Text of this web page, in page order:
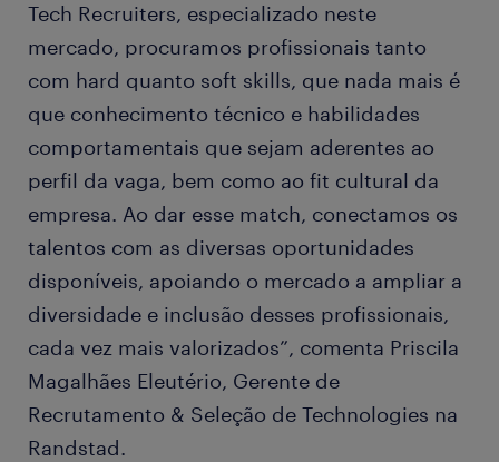
Tech Recruiters, especializado neste
mercado, procuramos profissionais tanto
com hard quanto soft skills, que nada mais é
que conhecimento técnico e habilidades
comportamentais que sejam aderentes ao
perfil da vaga, bem como ao fit cultural da
empresa. Ao dar esse match, conectamos os
talentos com as diversas oportunidades
disponíveis, apoiando o mercado a ampliar a
diversidade e inclusão desses profissionais,
cada vez mais valorizados”, comenta Priscila
Magalhães Eleutério, Gerente de
Recrutamento & Seleção de Technologies na
Randstad.